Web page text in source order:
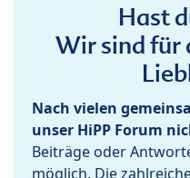
Hast
Wir sind für
Nach vielen
unser HiPP Forum
Beiträge oder
möglich. Die